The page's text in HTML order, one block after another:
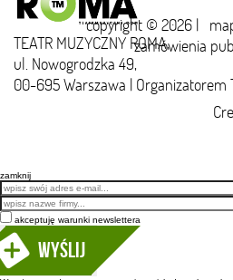
copyright © 2026 |
zamówienia
TEATR MUZYCZNY ROMA,
ul. Nowogrodzka 49,
00-695 Warszawa | Organizatorem
zamknij
Email
akceptuję warunki newslettera
Wyślij